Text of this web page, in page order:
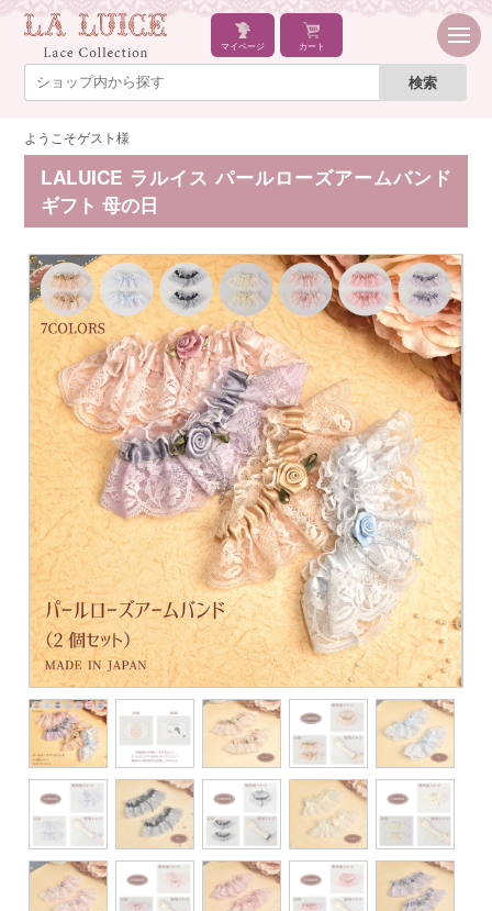
マイページ カート
ようこそゲスト様
LALUICE ラルイス パールローズアームバンド
ギフト 母の日